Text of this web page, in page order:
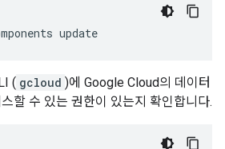
update
( gcloud )에 Google Cloud의 데이터
할 수 있는 권한이 있는지 확인합니다.